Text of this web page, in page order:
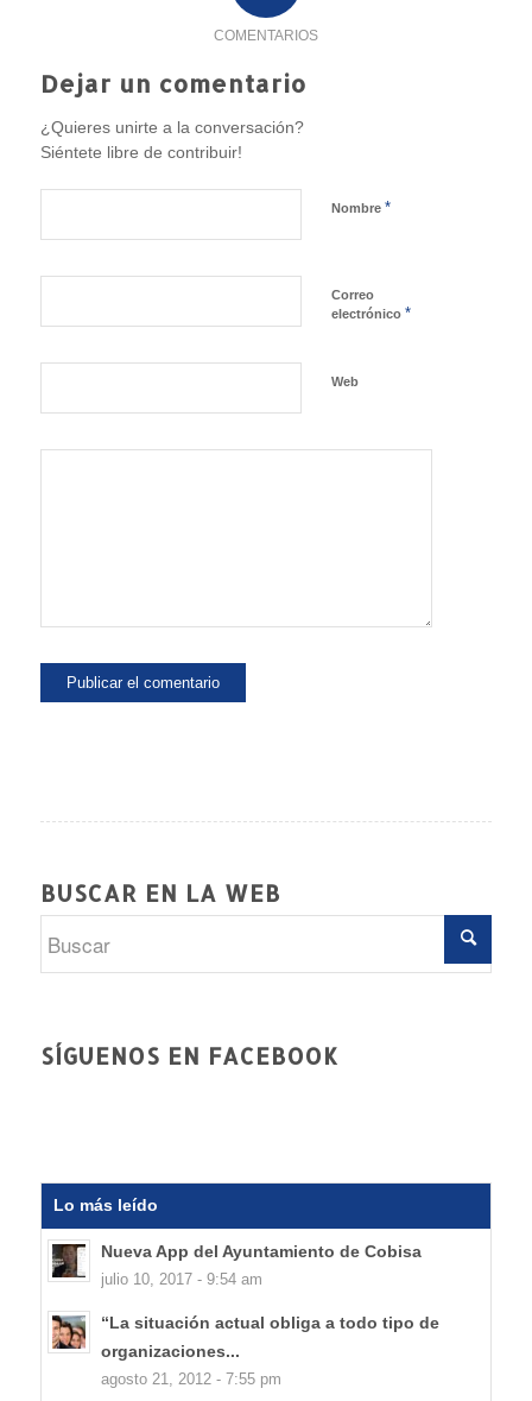
COMENTARIOS
Dejar un comentario
¿Quieres unirte a la conversación?
Siéntete libre de contribuir!
Nombre *
Correo
electrónico *
Web
BUSCAR EN LA WEB
SÍGUENOS EN FACEBOOK
Lo más leído
Nueva App del Ayuntamiento de Cobisa
julio 10, 2017 - 9:54 am
“La situación actual obliga a todo tipo de
organizaciones...
agosto 21, 2012 - 7:55 pm